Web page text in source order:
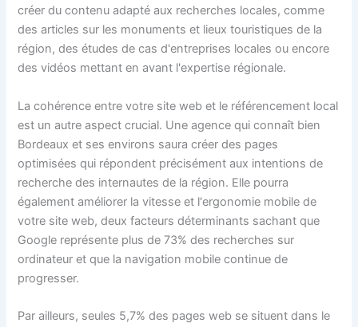
créer du contenu adapté aux recherches locales, comme
des articles sur les monuments et lieux touristiques de la
région, des études de cas d'entreprises locales ou encore
des vidéos mettant en avant l'expertise régionale.
La cohérence entre votre site web et le référencement local
est un autre aspect crucial. Une agence qui connaît bien
Bordeaux et ses environs saura créer des pages
optimisées qui répondent précisément aux intentions de
recherche des internautes de la région. Elle pourra
également améliorer la vitesse et l'ergonomie mobile de
votre site web, deux facteurs déterminants sachant que
Google représente plus de 73% des recherches sur
ordinateur et que la navigation mobile continue de
progresser.
Par ailleurs, seules 5,7% des pages web se situent dans le